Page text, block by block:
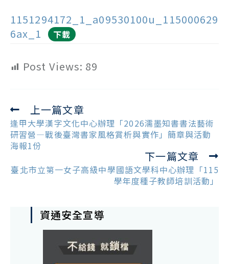
1151294172_1_a09530100u_115000629
6ax_1
下載
Post Views: 89
Read
more
articles
上一篇文章
逢甲大學漢字文化中心辦理「2026濡墨知書書法藝術
研習營—戰後臺灣書家風格賞析與實作」簡章與活動
海報1份
下一篇文章
臺北市立第一女子高級中學國語文學科中心辦理「115
學年度種子教師培訓活動」
資通安全宣導